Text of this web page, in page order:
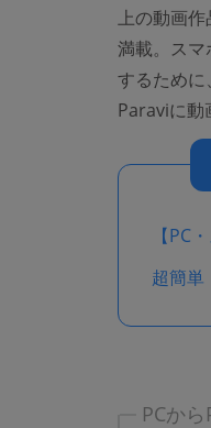
上の動画
満載。ス
するため
Paraviに動
【PC
超簡単
PCか